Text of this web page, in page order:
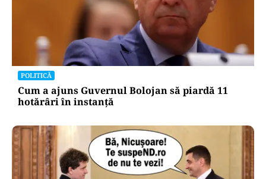
CULTURĂ
Dileme lingvistice: Parlamentul a legalizat
„persoana care are relații asemănătoare
acelora dintre soți”.